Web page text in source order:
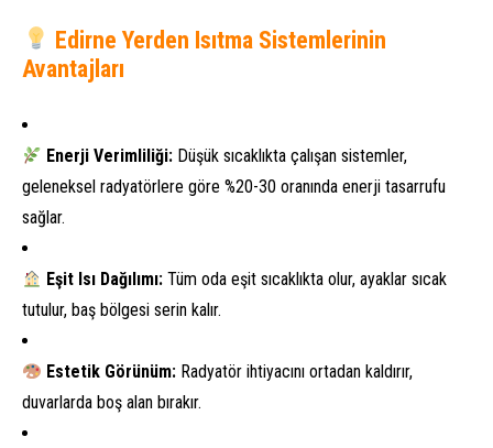
Edirne Yerden Isıtma Sistemlerinin
Avantajları
Enerji Verimliliği: Düşük sıcaklıkta çalışan sistemler,
geleneksel radyatörlere göre %20-30 oranında enerji tasarrufu
sağlar.
Eşit Isı Dağılımı: Tüm oda eşit sıcaklıkta olur, ayaklar sıcak
tutulur, baş bölgesi serin kalır.
Estetik Görünüm: Radyatör ihtiyacını ortadan kaldırır,
duvarlarda boş alan bırakır.